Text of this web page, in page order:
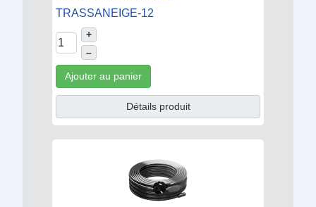
TRASSANEIGE-12
+
–
Ajouter au panier
Détails produit